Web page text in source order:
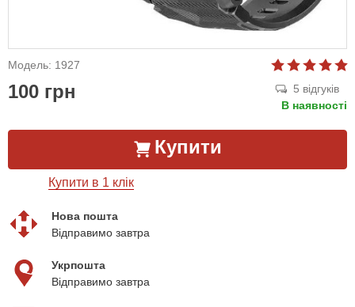
Модель: 1927
100 грн
5 відгуків
В наявності
Купити
Купити в 1 клік
Нова пошта
Відправимо завтра
Укрпошта
Відправимо завтра